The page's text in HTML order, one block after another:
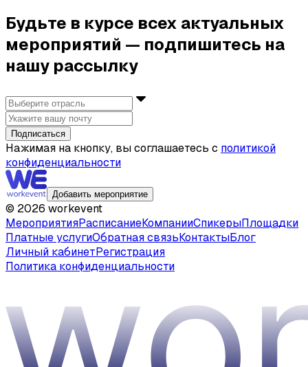
Будьте в курсе всех актуальных
мероприятий — подпишитесь на
нашу рассылку
Подписаться
Нажимая на кнопку, вы соглашаетесь с политикой
конфиденциальности
Добавить мероприятие
© 2026 workevent
МероприятияРасписаниеКомпанииСпикерыПлощадки
Платные услугиОбратная связьКонтактыБлог
Личный кабинетРегистрация
Политика конфиденциальности